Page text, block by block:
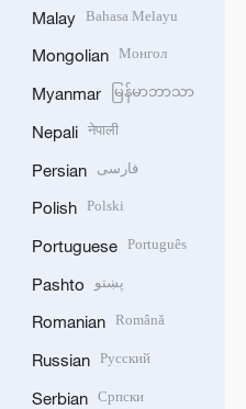
Malay Bahasa Melayu
Mongolian Монгол
Myanmar မြန်မာဘာသာ
Nepali नेपाली
Persian فارسی
Polish Polski
Portuguese Português
Pashto پښتو
Romanian Română
Russian Русский
Serbian Српски